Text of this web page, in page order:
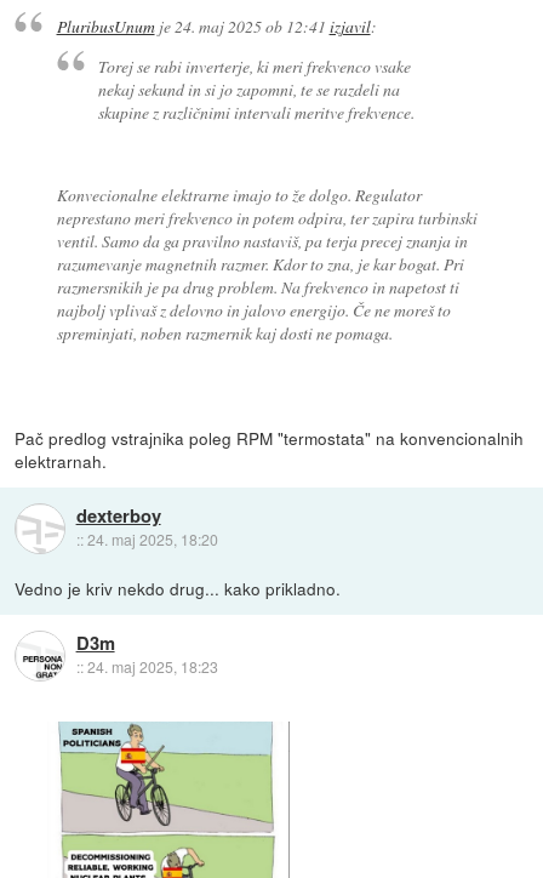
PluribusUnumje24. maj 2025 ob 12:41 izjavil:
Torej se rabi inverterje, ki meri frekvenco vsake
nekaj sekund in si jo zapomni, te se razdeli na
skupine z različnimi intervali meritve frekvence.
Konvecionalne elektrarne imajo to že dolgo. Regulator
neprestano meri frekvenco in potem odpira, ter zapira turbinski
ventil. Samo da ga pravilno nastaviš, pa terja precej znanja in
razumevanje magnetnih razmer. Kdor to zna, je kar bogat. Pri
razmersnikih je pa drug problem. Na frekvenco in napetost ti
najbolj vplivaš z delovno in jalovo energijo. Če ne moreš to
spreminjati, noben razmernik kaj dosti ne pomaga.
Pač predlog vstrajnika poleg RPM "termostata" na konvencionalnih
elektrarnah.
dexterboy
::24. maj 2025, 18:20
Vedno je kriv nekdo drug... kako prikladno.
D3m
::24. maj 2025, 18:23